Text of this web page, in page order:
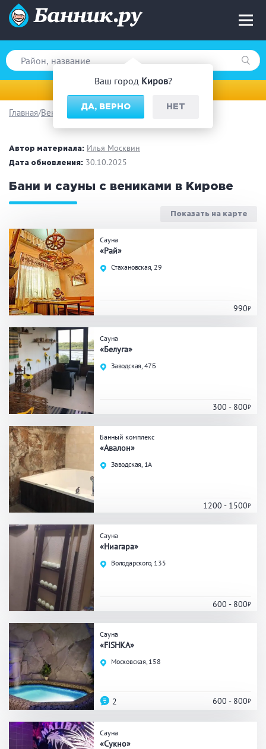
Ваш город Киров?
ДА, ВЕРНО НЕТ
Вид парной
Русская баня
Финская сауна
Поводы
Загородный отдых
Праздник/Корпоратив
Вместимость
до 10 человек
от 20 человек
Массаж
Кедровая бочка
СПА
Гидромассаж
Общие
Круглосуточно
Банный комплекс
Аква-зона
Джакузи
Бассейн
Обливная кадушка
Главная Веники
Автор материала: Илья Москвин
Дата обновления: 30.10.2025
Бани и сауны с вениками в Кирове
Показать на карте
Сауна
«Рай»
Стахановская, 29
990
Сауна
«Белуга»
Заводская, 47Б
300 - 800
Банный комплекс
«Авалон»
Заводская, 1А
1200 - 1500
Сауна
«Ниагара»
Володарского, 135
600 - 800
Сауна
«FISHKA»
Московская, 158
600 - 800
2
Сауна
«Сукно»